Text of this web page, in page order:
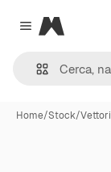
Close menu
Magnific
Home/Stock/Vettori